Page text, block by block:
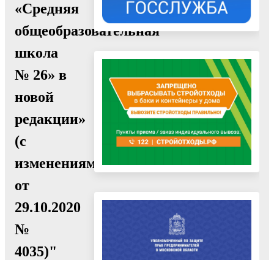
«Средняя
общеобразовательная
школа
№ 26» в
новой
редакции»
(с
изменениями
от
29.10.2020
№
4035)"